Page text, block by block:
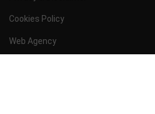
Cookies Policy
Web Agency